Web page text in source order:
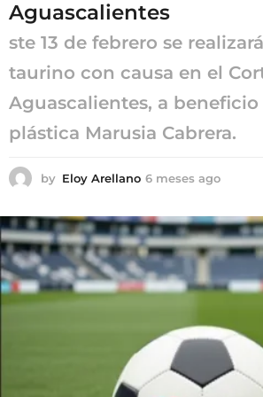
Aguascalientes
ste 13 de febrero se
taurino con causa en el
Aguascalientes, a
plástica Marusia Cabrera.
by Eloy Arellano 6 meses ago
s
e
s
a
g